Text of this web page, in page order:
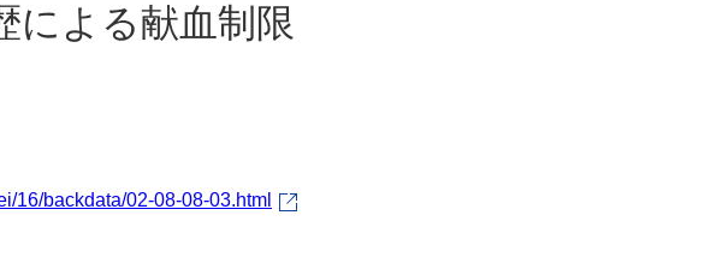
による献血制限
16/backdata/02-08-08-03.html